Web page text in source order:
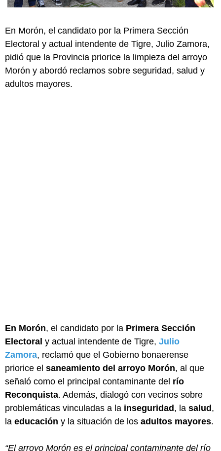
En Morón, el candidato por la Primera Sección
Electoral y actual intendente de Tigre, Julio Zamora,
pidió que la Provincia priorice la limpieza del arroyo
Morón y abordó reclamos sobre seguridad, salud y
adultos mayores.
En Morón, el candidato por la Primera Sección
Electoral y actual intendente de Tigre, Julio
Zamora, reclamó que el Gobierno bonaerense
priorice el saneamiento del arroyo Morón, al que
señaló como el principal contaminante del río
Reconquista. Además, dialogó con vecinos sobre
problemáticas vinculadas a la inseguridad, la salud,
la educación y la situación de los adultos mayores.
“El arroyo Morón es el principal contaminante del río